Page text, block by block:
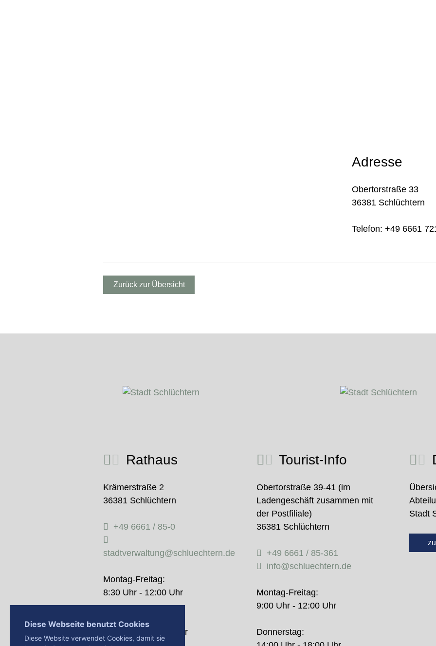
Adresse
Obertorstraße 33
36381 Schlüchtern
Telefon: +49 6661
Zurück zur Übersicht
Rathaus
Krämerstraße 2
36381 Schlüchtern
+49 6661 / 85-0
stadtverwaltung@schluechtern.de
Montag-Freitag:
8:30 Uhr - 12:00 Uhr
Donnerstag:
14:00 Uhr - 18:00 Uhr
Tourist-Info
Obertorstraße 39-41 (im
Ladengeschäft zusammen mit
der Postfiliale)
36381 Schlüchtern
+49 6661 / 85-361
info@schluechtern.de
Montag-Freitag:
9:00 Uhr - 12:00 Uhr
Donnerstag:
Stadt
Diese Webseite benutzt Cookies
Diese Website verwendet Cookies, damit sie